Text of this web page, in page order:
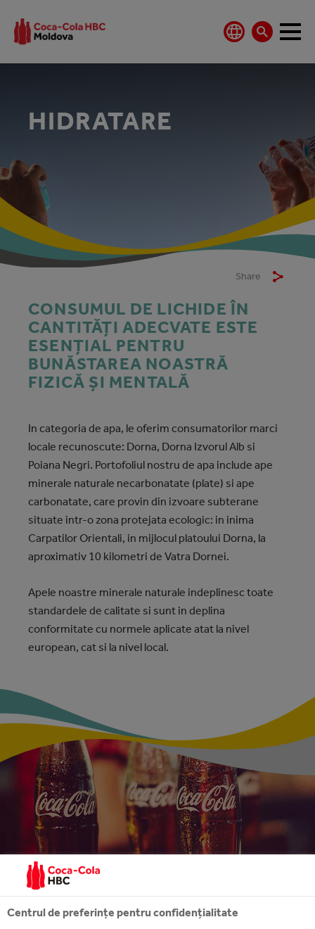
HIDRATARE
Share
CONSUMUL DE LICHIDE ÎN
CANTITĂȚI ADECVATE ESTE
ESENȚIAL PENTRU
BUNĂSTAREA NOASTRĂ
FIZICĂ ȘI MENTALĂ
In categoria de apa, le oferim consumatorilor marci
locale recunoscute: Dorna, Dorna Izvorul Alb si
Poiana Negri. Portofoliul nostru de apa include ape
minerale naturale necarbonatate (plate) si ape
carbonatate, care provin din izvoare subterane
situate intr-o zona protejata ecologic: in inima
Carpatilor Orientali, in mijlocul platoului Dorna, la
aproximativ 10 kilometri de Vatra Dornei.
Apele noastre minerale naturale indeplinesc toate
standardele de calitate si sunt in deplina
conformitate cu normele aplicate atat la nivel
european, cat si la nivel local.
Centrul de preferințe pentru confidențialitate